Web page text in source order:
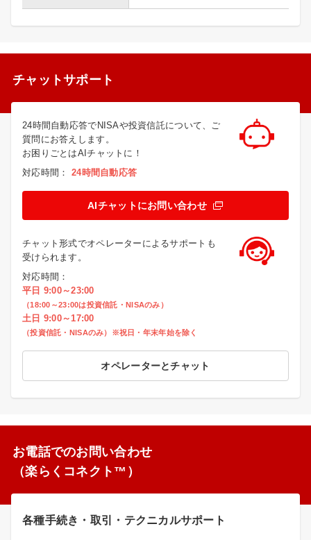
チャットサポート
24時間自動応答でNISAや投資信託について、ご
質問にお答えします。
お困りごとはAIチャットに！
対応時間：
24時間自動応答
AIチャットにお問い合わせ
チャット形式でオペレーターによるサポートも
受けられます。
対応時間：
平日 9:00～23:00
（18:00～23:00は投資信託・NISAのみ）
土日 9:00～17:00
（投資信託・NISAのみ）※祝日・年末年始を除く
オペレーターとチャット
お電話でのお問い合わせ
（楽らくコネクト™）
各種手続き・取引・テクニカルサポート